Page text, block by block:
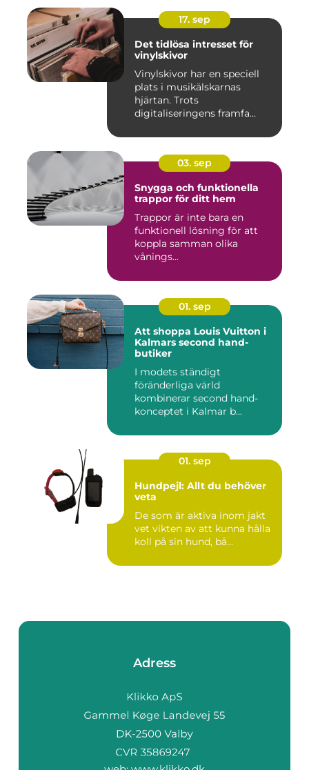
17. sep
Det tidlösa intresset för
vinylskivor
Vinylskivor har en speciell
plats i musikälskarnas
hjärtan. Trots
digitaliseringens framfa...
03. sep
Snygga och funktionella
trappor för ditt hem
Trappor är inte bara en
funktionell lösning för att
koppla samman olika
vånings...
01. sep
Att shoppa Louis Vuitton i
Kalmars second hand-
butiker
I modets ständigt
föränderliga värld
kombinerar second hand-
konceptet i Kalmar b...
01. sep
Hundpejl: Allt du behöver
veta
De som är aktiva inom jakt
vet vikten av att kunna hålla
koll på sin hund, bå...
Adress